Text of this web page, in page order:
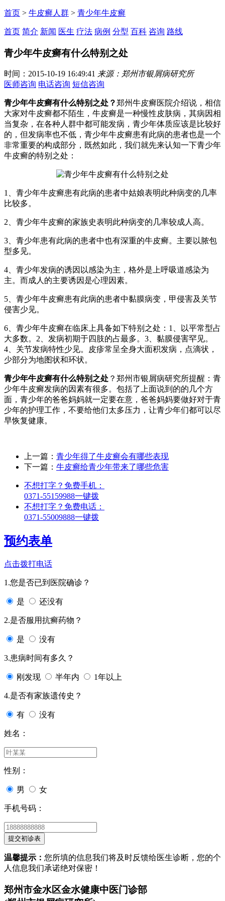
首页 > 牛皮癣人群 > 青少年牛皮癣
首页 简介 新闻 医生 疗法 病例 分型 百科 咨询 路线
青少年牛皮癣有什么特别之处
时间：2015-10-19 16:49:41 来源：郑州市银屑病研究所
医师咨询 电话咨询 短信咨询
青少年牛皮癣有什么特别之处？郑州牛皮癣医院介绍说，相信
大家对牛皮癣都不陌生，牛皮癣是一种慢性皮肤病，其病因相
当复杂，在各种人群中都可能发病，青少年体质应该是比较好
的，但发病率也不低，青少年牛皮癣患有此病的患者也是一个
非常重要的构成部分，既然如此，我们就先来认知一下青少年
牛皮癣的特别之处：
1、青少年牛皮癣患有此病的患者中姑娘表明此种病变的几率
比较多。
2、青少年牛皮癣的家族史表明此种病变的几率较成人高。
3、青少年患有此病的患者中也有深重的牛皮癣。主要以脓包
型多见。
4、青少年发病的诱因以感染为主，格外是上呼吸道感染为
主。而成人的主要诱因是心理因素。
5、青少年牛皮癣患有此病的患者中黏膜病变，甲侵害及关节
侵害少见。
6、青少年牛皮癣在临床上具备如下特别之处：1、以平常型占
大多数。2、发病初期于四肢的占最多。3、黏膜侵害罕见。
4、关节发病特性少见。皮疹常呈全身大面积发病，点滴状，
少部分为地图状和环状。
青少年牛皮癣有什么特别之处 ？郑州市银屑病研究所提醒：青
少年牛皮癣发病的因素有很多。包括了上面说到的的几个方
面，青少年的爸爸妈妈就一定要在意，爸爸妈妈要做好对于青
少年的护理工作，不要给他们太多压力，让青少年们都可以尽
早恢复健康。
上一篇： 青少年得了牛皮癣会有哪些表现
下一篇： 牛皮癣给青少年带来了哪些危害
不想打字？免费手机：
0371-55159988一键拨
不想打字？免费电话：
0371-55009888一键拨
预约表单
点击拨打电话
1.您是否已到医院确诊？
是 还没有
2.是否服用抗癣药物？
是 没有
3.患病时间有多久？
刚发现 半年内 1年以上
4.是否有家族遗传史？
有 没有
姓名：
性别：
男 女
手机号码：
温馨提示： 您所填的信息我们将及时反馈给医生诊断，您的个
人信息我们承诺绝对保密！
郑州市金水区金水健康中医门诊部